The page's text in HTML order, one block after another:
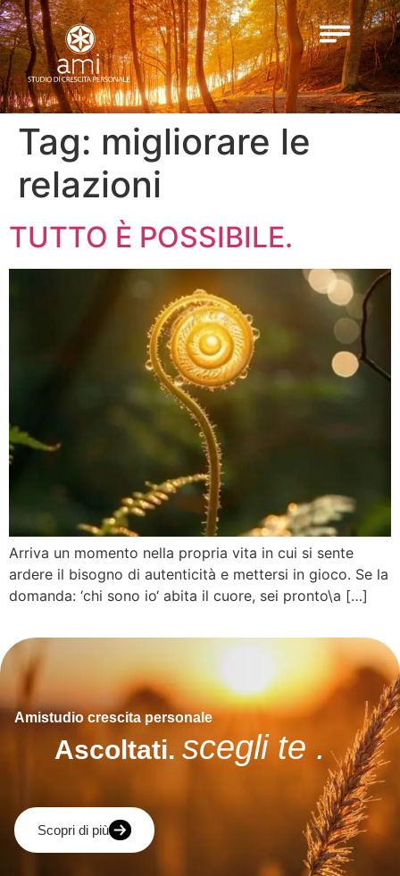
Tag: migliorare le
relazioni
TUTTO È POSSIBILE.
Arriva un momento nella propria vita in cui si sente
ardere il bisogno di autenticità e mettersi in gioco. Se la
domanda: ‘chi sono io‘ abita il cuore, sei pronto\a […]
Amistudio crescita personale
Ascoltati. scegli te .
Scopri di più